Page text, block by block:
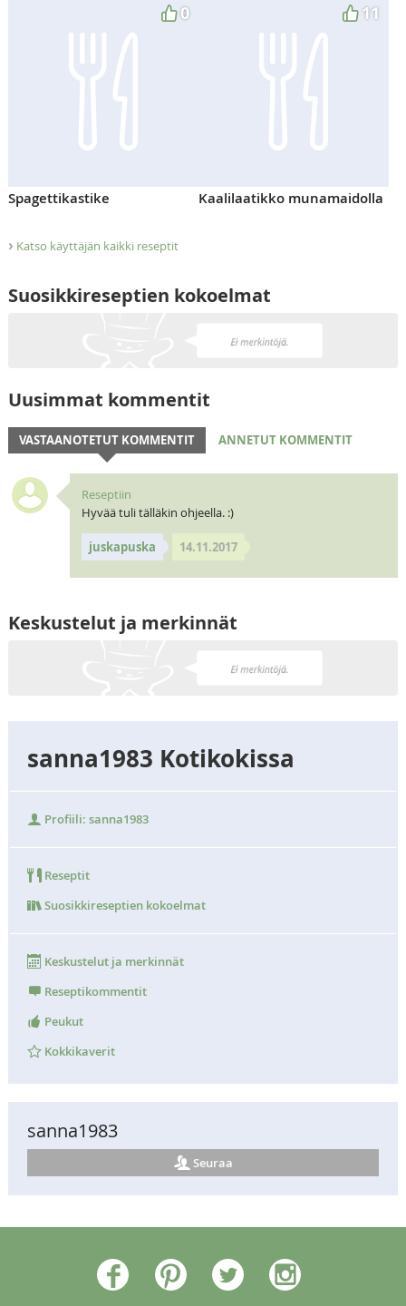
0
Spagettikastike
11
Kaalilaatikko munamaidolla
› Katso käyttäjän kaikki reseptit
Suosikkireseptien kokoelmat
Uusimmat kommentit
VASTAANOTETUT KOMMENTIT ANNETUT KOMMENTIT
Reseptiin
Hyvää tuli tälläkin ohjeella. :)
juskapuska 14.11.2017
Keskustelut ja merkinnät
sanna1983 Kotikokissa
Profiili: sanna1983
Reseptit
Suosikkireseptien kokoelmat
Keskustelut ja merkinnät
Reseptikommentit
Peukut
Kokkikaverit
sanna1983
Seuraa